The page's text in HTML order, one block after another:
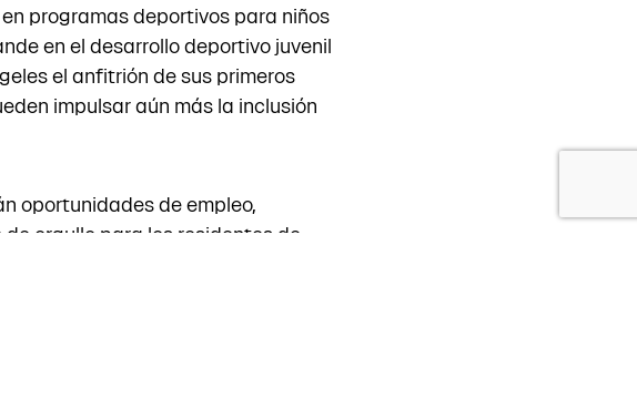
programas deportivos para niños
en el desarrollo deportivo juvenil
el anfitrión de sus primeros
impulsar aún más la inclusión
oportunidades de empleo,
orgullo para los residentes de